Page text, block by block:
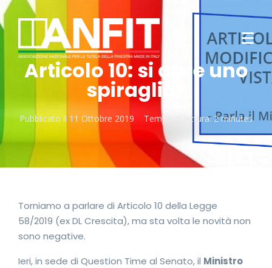
Articolo 10: si apre uno
spiraglio?
Pubblicato il 11 Ottobre 2019 Tempo di lettura: 2 minutes
Torniamo a parlare di Articolo 10 della Legge
58/2019 (ex DL Crescita), ma sta volta le novità non
sono negative.
Ieri, in sede di Question Time al Senato, il Ministro